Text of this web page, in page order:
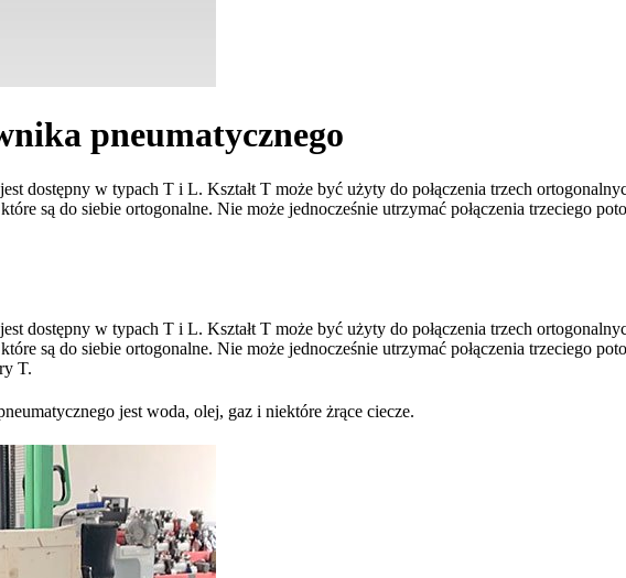
pneumatycznego
dostępny w typach T i L. Kształt T może być użyty do połączenia trzech
są do siebie ortogonalne. Nie może jednocześnie utrzymać połączenia trzeciego
dostępny w typach T i L. Kształt T może być użyty do połączenia trzech
są do siebie ortogonalne. Nie może jednocześnie utrzymać połączenia trzeciego
T.
jest woda, olej, gaz i niektóre żrące ciecze.